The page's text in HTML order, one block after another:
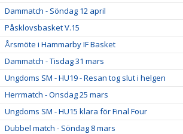
Dammatch - Söndag 12 april
Påsklovsbasket V.15
Årsmöte i Hammarby IF Basket
Dammatch - Tisdag 31 mars
Ungdoms SM - HU19 - Resan tog slut i helgen
Herrmatch - Onsdag 25 mars
Ungdoms SM - HU15 klara för Final Four
Dubbel match - Söndag 8 mars